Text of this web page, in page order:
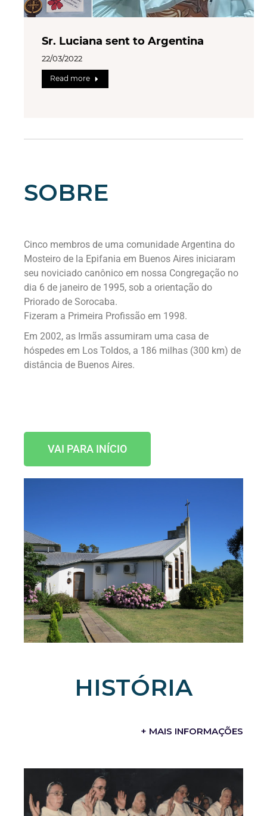
Sr. Luciana sent to Argentina
22/03/2022
Read more
SOBRE
Cinco membros de uma comunidade Argentina do
Mosteiro de la Epifania em Buenos Aires iniciaram
seu noviciado canônico em nossa Congregação no
dia 6 de janeiro de 1995, sob a orientação do
Priorado de Sorocaba.
Fizeram a Primeira Profissão em 1998.
Em 2002, as Irmãs assumiram uma casa de
hóspedes em Los Toldos, a 186 milhas (300 km) de
distância de Buenos Aires.
VAI PARA INÍCIO
HISTÓRIA
+ MAIS INFORMAÇÕES